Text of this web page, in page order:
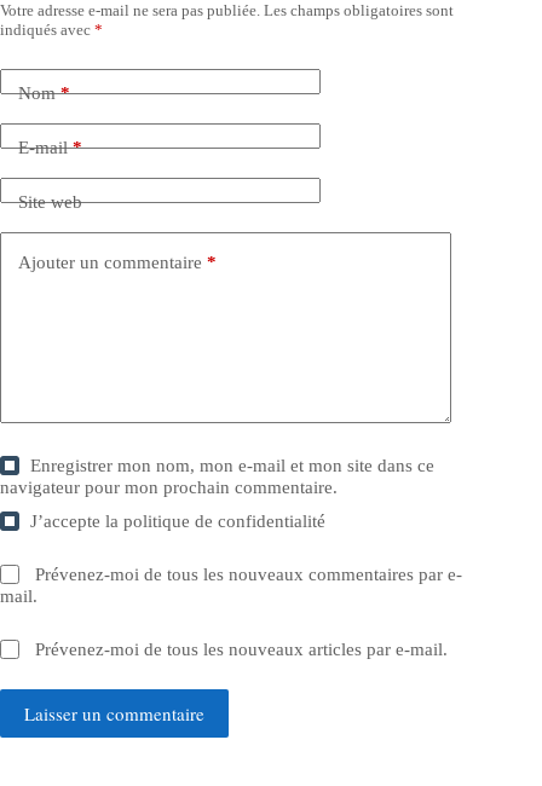
Votre adresse e-mail ne sera pas publiée. Les champs obligatoires sont
indiqués avec *
Nom*
E-mail*
Site web
Ajouter un commentaire *
Enregistrer mon nom, mon e-mail et mon site dans ce
navigateur pour mon prochain commentaire.
J’accepte lapolitique de confidentialité
Prévenez-moi de tous les nouveaux commentaires par e-
mail.
Prévenez-moi de tous les nouveaux articles par e-mail.
Laisser un commentaire